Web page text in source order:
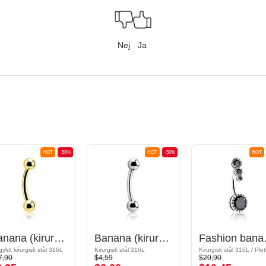
Nej Ja
-50%
HOT
Banana (kirurgisk stål, guld, blank finish)
kirurgisk stål 316L
-50%
HOT
Banana (kirurgisk stål, sølv, blank finish) med Kugler
Kirurgisk stål 316L
$4,59
HOT
$20,90